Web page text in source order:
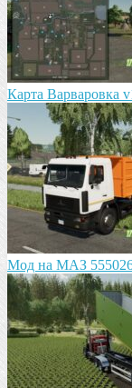
Карта Варваровка
Мод на МАЗ 555026